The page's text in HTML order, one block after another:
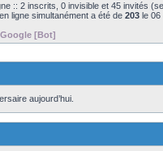
:: 2 inscrits, 0 invisible et 45 invités
ligne simultanément a été de 203 le 06
Google [Bot]
aujourd’hui.